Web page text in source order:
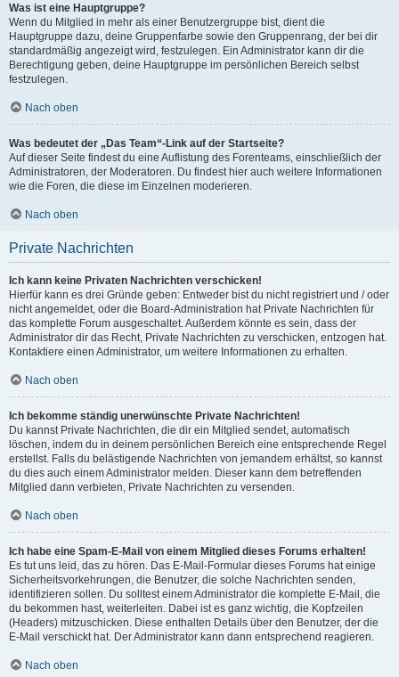
Was ist eine Hauptgruppe?
Wenn du Mitglied in mehr als einer Benutzergruppe bist, dient die
Hauptgruppe dazu, deine Gruppenfarbe sowie den Gruppenrang, der bei dir
standardmäßig angezeigt wird, festzulegen. Ein Administrator kann dir die
Berechtigung geben, deine Hauptgruppe im persönlichen Bereich selbst
festzulegen.
Nach oben
Was bedeutet der „Das Team“-Link auf der Startseite?
Auf dieser Seite findest du eine Auflistung des Forenteams, einschließlich der
Administratoren, der Moderatoren. Du findest hier auch weitere Informationen
wie die Foren, die diese im Einzelnen moderieren.
Nach oben
Private Nachrichten
Ich kann keine Privaten Nachrichten verschicken!
Hierfür kann es drei Gründe geben: Entweder bist du nicht registriert und / oder
nicht angemeldet, oder die Board-Administration hat Private Nachrichten für
das komplette Forum ausgeschaltet. Außerdem könnte es sein, dass der
Administrator dir das Recht, Private Nachrichten zu verschicken, entzogen hat.
Kontaktiere einen Administrator, um weitere Informationen zu erhalten.
Nach oben
Ich bekomme ständig unerwünschte Private Nachrichten!
Du kannst Private Nachrichten, die dir ein Mitglied sendet, automatisch
löschen, indem du in deinem persönlichen Bereich eine entsprechende Regel
erstellst. Falls du belästigende Nachrichten von jemandem erhältst, so kannst
du dies auch einem Administrator melden. Dieser kann dem betreffenden
Mitglied dann verbieten, Private Nachrichten zu versenden.
Nach oben
Ich habe eine Spam-E-Mail von einem Mitglied dieses Forums erhalten!
Es tut uns leid, das zu hören. Das E-Mail-Formular dieses Forums hat einige
Sicherheitsvorkehrungen, die Benutzer, die solche Nachrichten senden,
identifizieren sollen. Du solltest einem Administrator die komplette E-Mail, die
du bekommen hast, weiterleiten. Dabei ist es ganz wichtig, die Kopfzeilen
(Headers) mitzuschicken. Diese enthalten Details über den Benutzer, der die
E-Mail verschickt hat. Der Administrator kann dann entsprechend reagieren.
Nach oben